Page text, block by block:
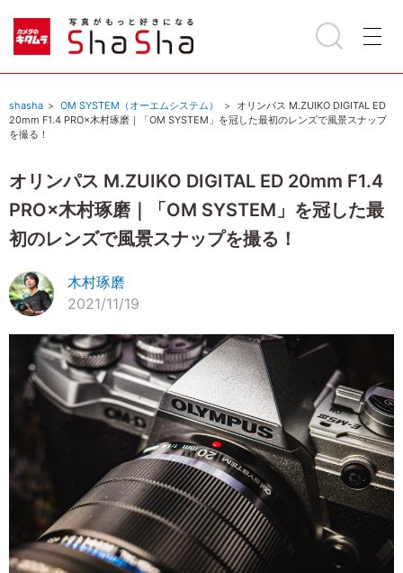
shasha OM SYSTEM（オーエムシステム）
オリンパス M.ZUIKO DIGITAL ED
20mm F1.4 PRO×木村琢磨｜「OM SYSTEM」を冠した最初のレンズで風景スナップ
を撮る！
オリンパス M.ZUIKO DIGITAL ED 20mm F1.4
PRO×木村琢磨｜「OM SYSTEM」を冠した最
初のレンズで風景スナップを撮る！
木村琢磨
2021/11/19